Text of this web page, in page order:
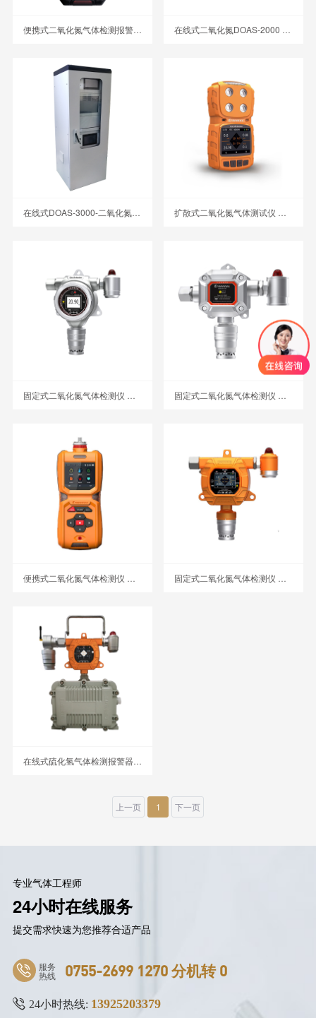
便携式二氧化氮气体检测报警仪 MS400-NO2 在线式二氧化氮DOAS-2000 差分紫外光谱分析仪
在线式DOAS-3000-二氧化氮 差分紫外光谱分析仪 扩散式二氧化氮气体测试仪 MS104K-NO2
固定式二氧化氮气体检测仪 MIC-500S-NO2 固定式二氧化氮气体检测仪 MIC-300-NO2
便携式二氧化氮气体检测仪 MS600-NO2 固定式二氧化氮气体检测仪 MIC-600-NO2
在线式硫化氢气体检测报警器 MIC-600-NO2
上一页 1 下一页
专业气体工程师
24小时在线服务
提交需求快速为您推荐合适产品
服务
热线 0755-2699 1270 分机转 0
24小时热线: 13925203379